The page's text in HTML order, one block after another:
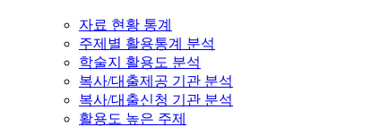
자료 현황 통계
주제별 활용통계 분석
학술지 활용도 분석
복사/대출제공 기관 분석
복사/대출신청 기관 분석
활용도 높은 주제